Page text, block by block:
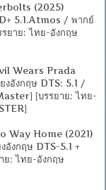
(2025)
5.1.Atmos / พากย์
ยาย: ไทย-อังกฤษ
Wears Prada
งอังกฤษ DTS: 5.1 /
[บรรยาย: ไทย-
Way Home (2021)
อังกฤษ DTS-5.1 +
ย: ไทย-อังกฤษ